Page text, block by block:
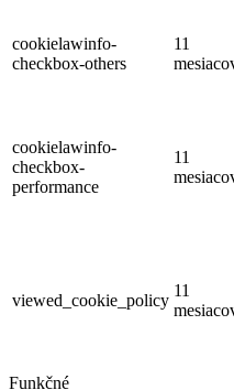
cookielawinfo-
checkbox-others
11
cookielawinfo-
checkbox-
performance
11
viewed_cookie_policy
11
Funkčné